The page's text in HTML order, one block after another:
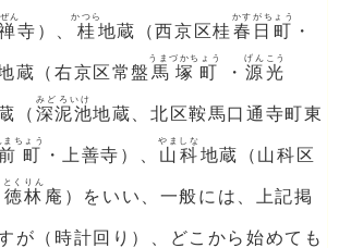
ん
寺）、 桂
かつら
地蔵（西京区桂 春日町
かすがちょう
・
蔵（右京区常盤 馬塚町
うまづかちょう
・ 源光
げんこう
（ 深泥池
みどろいけ
地蔵、北区鞍馬口通寺町東
町
ちょう
・上善寺）、 山科
やましな
地蔵（山科区
徳林
とくりん
庵）をいい、一般には、上記掲
が（時計回り）、どこから始めても